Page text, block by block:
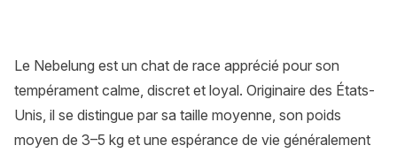
Le Nebelung est un chat de race apprécié pour son
tempérament calme, discret et loyal. Originaire des États-
Unis, il se distingue par sa taille moyenne, son poids
moyen de 3–5 kg et une espérance de vie généralement